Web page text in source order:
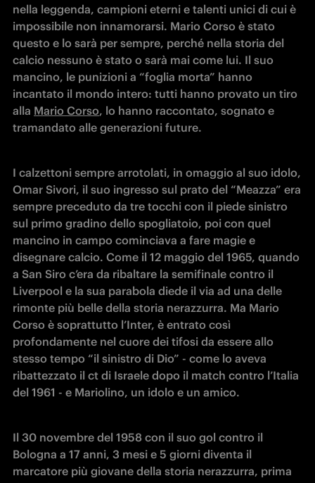
nella leggenda, campioni eterni e talenti unici di cui è
impossibile non innamorarsi. Mario Corso è stato
questo e lo sarà per sempre, perché nella storia del
calcio nessuno è stato o sarà mai come lui. Il suo
mancino, le punizioni a “foglia morta” hanno
incantato il mondo intero: tutti hanno provato un tiro
alla Mario Corso, lo hanno raccontato, sognato e
tramandato alle generazioni future.
I calzettoni sempre arrotolati, in omaggio al suo idolo,
Omar Sivori, il suo ingresso sul prato del “Meazza” era
sempre preceduto da tre tocchi con il piede sinistro
sul primo gradino dello spogliatoio, poi con quel
mancino in campo cominciava a fare magie e
disegnare calcio. Come il 12 maggio del 1965, quando
a San Siro c’era da ribaltare la semifinale contro il
Liverpool e la sua parabola diede il via ad una delle
rimonte più belle della storia nerazzurra. Ma Mario
Corso è soprattutto l’Inter, è entrato così
profondamente nel cuore dei tifosi da essere allo
stesso tempo “il sinistro di Dio” - come lo aveva
ribattezzato il ct di Israele dopo il match contro l’Italia
del 1961 - e Mariolino, un idolo e un amico.
Il 30 novembre del 1958 con il suo gol contro il
Bologna a 17 anni, 3 mesi e 5 giorni diventa il
marcatore più giovane della storia nerazzurra, prima